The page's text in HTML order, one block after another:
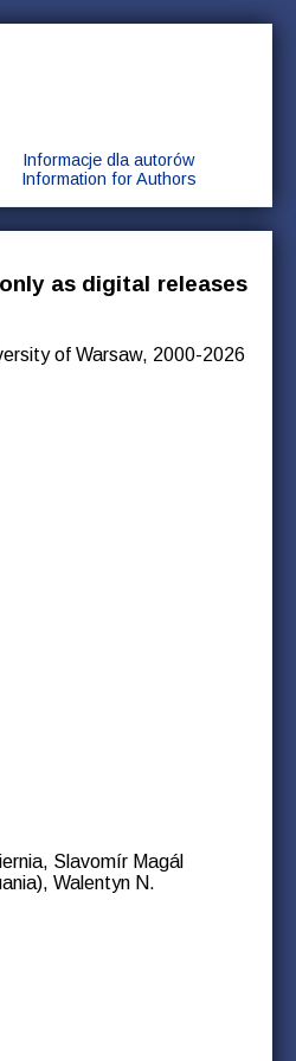
Informacje dla autorów
Information for Authors
as digital releases
of Warsaw, 2000-2026
Slavomír Magál
Walentyn N.